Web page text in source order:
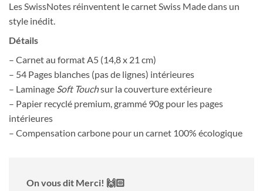
Les SwissNotes réinventent le carnet Swiss Made dans un
style inédit.
Détails
– Carnet au format A5 (14,8 x 21 cm)
– 54 Pages blanches (pas de lignes) intérieures
– Laminage Soft Touchsur la couverture extérieure
– Papier recyclé premium, grammé 90g pour les pages
intérieures
– Compensation carbone pour un carnet 100% écologique
On vous dit Merci! 🙌🏻